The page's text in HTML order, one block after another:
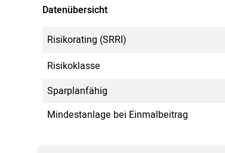
Datenübersicht
Risikorating (SRRI)
Risikoklasse
Sparplanfähig
Mindestanlage bei Einmalbeitrag